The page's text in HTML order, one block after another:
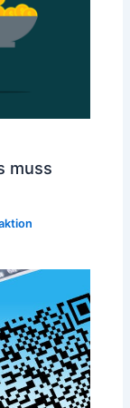
muss